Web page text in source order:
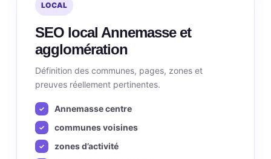
LOCAL
SEO local Annemasse et
agglomération
Définition des communes, pages, zones et
preuves réellement pertinentes.
Annemasse centre
communes voisines
zones d’activité